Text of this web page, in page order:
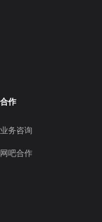
合作
业务咨询
网吧合作